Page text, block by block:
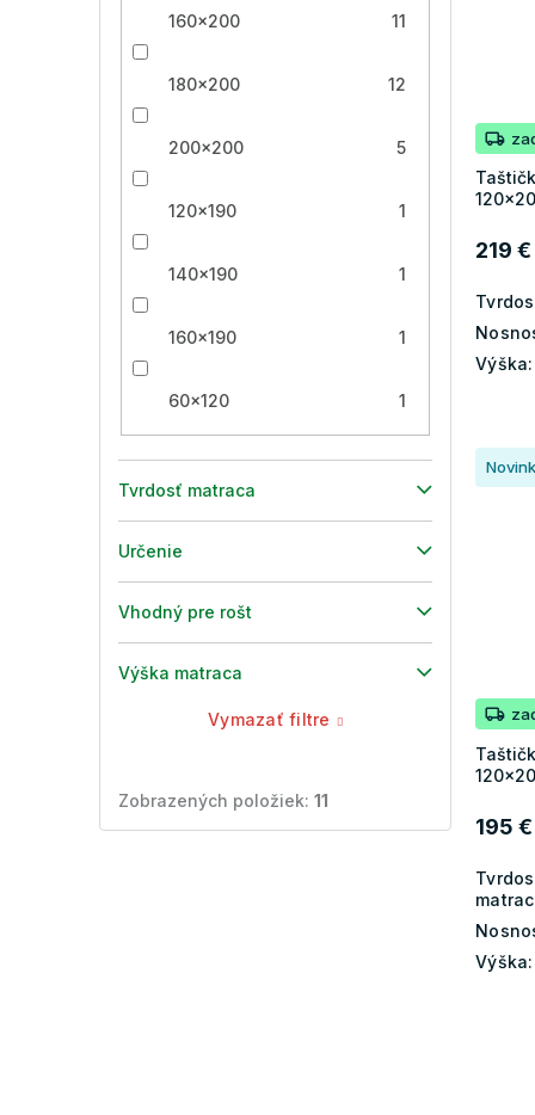
160x200 11
180x200 12
200x200 5
120x190 1
140x190 1
160x190 1
60x120 1
Tvrdosť matraca
Určenie
Vhodný pre rošt
Výška matraca
Vymazať filtre
Zobrazených položiek: 11
219 €
Výška:
195 €
matrac
Výška: